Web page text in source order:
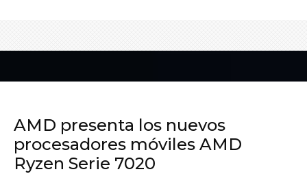
AMD presenta los nuevos
procesadores móviles AMD
Ryzen Serie 7020